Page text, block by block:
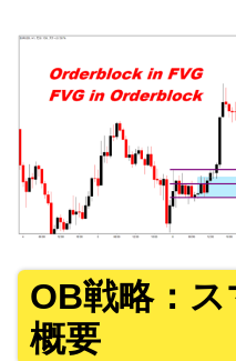
OB戦略：
概要